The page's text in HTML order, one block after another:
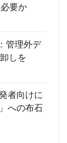
要か
管理外デ
しを
者向けに
への布石